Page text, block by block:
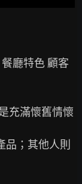
廳特色 顧客
充滿懷舊情懷
品；其他人則